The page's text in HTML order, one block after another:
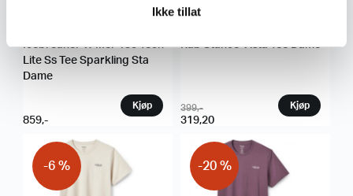
Ikke tillat
Icebreaker W Mer 150 Tech
Lite Ss Tee Sparkling Sta
Dame
859,-
Rab Stance Vista Tee Dame
399,-
319,20
-6 % -20 %